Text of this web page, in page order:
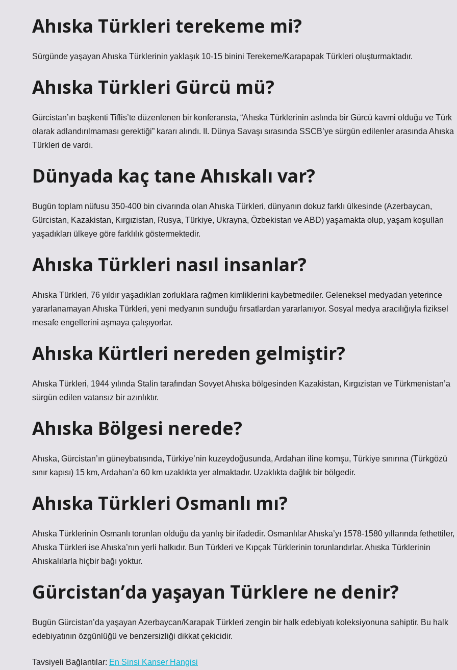
Ahıska Türkleri terekeme mi?
Sürgünde yaşayan Ahıska Türklerinin yaklaşık 10-15 binini Terekeme/Karapapak Türkleri oluşturmaktadır.
Ahıska Türkleri Gürcü mü?
Gürcistan’ın başkenti Tiflis’te düzenlenen bir konferansta, “Ahıska Türklerinin aslında bir Gürcü kavmi olduğu ve Türk
olarak adlandırılmaması gerektiği” kararı alındı. II. Dünya Savaşı sırasında SSCB’ye sürgün edilenler arasında Ahıska
Türkleri de vardı.
Dünyada kaç tane Ahıskalı var?
Bugün toplam nüfusu 350-400 bin civarında olan Ahıska Türkleri, dünyanın dokuz farklı ülkesinde (Azerbaycan,
Gürcistan, Kazakistan, Kırgızistan, Rusya, Türkiye, Ukrayna, Özbekistan ve ABD) yaşamakta olup, yaşam koşulları
yaşadıkları ülkeye göre farklılık göstermektedir.
Ahıska Türkleri nasıl insanlar?
Ahıska Türkleri, 76 yıldır yaşadıkları zorluklara rağmen kimliklerini kaybetmediler. Geleneksel medyadan yeterince
yararlanamayan Ahıska Türkleri, yeni medyanın sunduğu fırsatlardan yararlanıyor. Sosyal medya aracılığıyla fiziksel
mesafe engellerini aşmaya çalışıyorlar.
Ahıska Kürtleri nereden gelmiştir?
Ahıska Türkleri, 1944 yılında Stalin tarafından Sovyet Ahıska bölgesinden Kazakistan, Kırgızistan ve Türkmenistan’a
sürgün edilen vatansız bir azınlıktır.
Ahıska Bölgesi nerede?
Ahıska, Gürcistan’ın güneybatısında, Türkiye’nin kuzeydoğusunda, Ardahan iline komşu, Türkiye sınırına (Türkgözü
sınır kapısı) 15 km, Ardahan’a 60 km uzaklıkta yer almaktadır. Uzaklıkta dağlık bir bölgedir.
Ahıska Türkleri Osmanlı mı?
Ahıska Türklerinin Osmanlı torunları olduğu da yanlış bir ifadedir. Osmanlılar Ahıska’yı 1578-1580 yıllarında fethettiler,
Ahıska Türkleri ise Ahıska’nın yerli halkıdır. Bun Türkleri ve Kıpçak Türklerinin torunlarıdırlar. Ahıska Türklerinin
Ahıskalılarla hiçbir bağı yoktur.
Gürcistan’da yaşayan Türklere ne denir?
Bugün Gürcistan’da yaşayan Azerbaycan/Karapak Türkleri zengin bir halk edebiyatı koleksiyonuna sahiptir. Bu halk
edebiyatının özgünlüğü ve benzersizliği dikkat çekicidir.
Tavsiyeli Bağlantılar: En Sinsi Kanser Hangisi